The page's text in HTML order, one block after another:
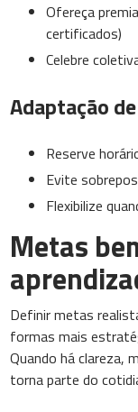
Ofereça
certificados)
Celebre
Adaptação
Reserve
Evite
Flexibilize
Metas
Definir metas
formas mais
Quando há clareza,
torna parte do